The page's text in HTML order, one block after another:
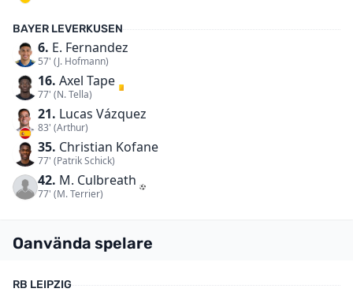
BAYER LEVERKUSEN
6. E. Fernandez
57' (J. Hofmann)
16. Axel Tape
77' (N. Tella)
21. Lucas Vázquez
83' (Arthur)
35. Christian Kofane
77' (Patrik Schick)
42. M. Culbreath
77' (M. Terrier)
Oanvända spelare
RB LEIPZIG